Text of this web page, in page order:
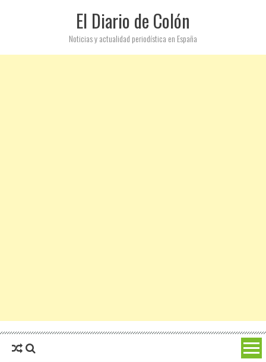
El Diario de Colón
Noticias y actualidad periodística en España